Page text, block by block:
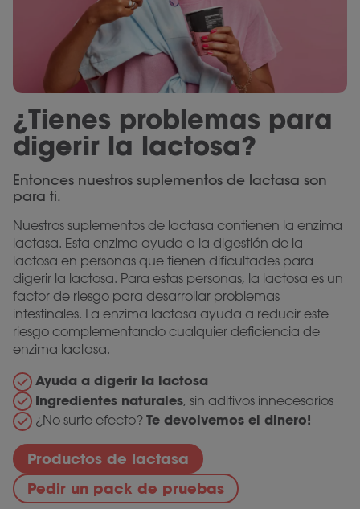
¿Tienes problemas para
digerir la lactosa?
Entonces nuestros suplementos de lactasa son
para ti.
Nuestros suplementos de lactasa contienen la enzima
lactasa. Esta enzima ayuda a la digestión de la
lactosa en personas que tienen dificultades para
digerir la lactosa. Para estas personas, la lactosa es un
factor de riesgo para desarrollar problemas
intestinales. La enzima lactasa ayuda a reducir este
riesgo complementando cualquier deficiencia de
enzima lactasa.
Ayuda a digerir la lactosa
Ingredientes naturales, sin aditivos innecesarios
¿No surte efecto? Te devolvemos el dinero!
Productos de lactasa
Pedir un pack de pruebas